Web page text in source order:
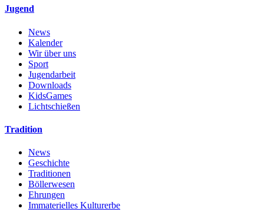
Jugend
News
Kalender
Wir über uns
Sport
Jugendarbeit
Downloads
KidsGames
Lichtschießen
Tradition
News
Geschichte
Traditionen
Böllerwesen
Ehrungen
Immaterielles Kulturerbe